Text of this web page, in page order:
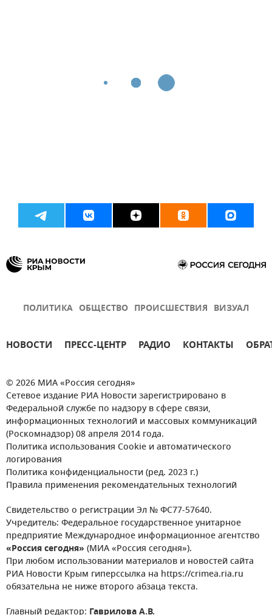
ПОЛИТИКА ОБЩЕСТВО ПРОИСШЕСТВИЯ ВИЗУАЛ
НОВОСТИ ПРЕСС-ЦЕНТР РАДИО КОНТАКТЫ
© 2026 МИА «Россия сегодня»
Сетевое издание РИА Новости зарегистрировано в
Федеральной службе по надзору в сфере связи,
информационных технологий и массовых коммуникаций
(Роскомнадзор) 08 апреля 2014 года.
Политика использования Cookie и автоматического
логирования
Политика конфиденциальности (ред. 2023 г.)
Правила применения рекомендательных технологий
Свидетельство о регистрации Эл № ФС77-57640.
Учредитель: Федеральное государственное унитарное
предприятие Международное информационное агентство
«Россия сегодня» (МИА «Россия сегодня»).
При любом использовании материалов и новостей сайта
РИА Новости Крым гиперссылка на https://crimea.ria.ru
обязательна не ниже второго абзаца текста.
Главный редактор: Гаврилова А.В.